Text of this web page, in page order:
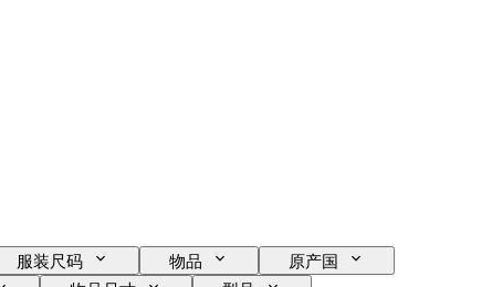
服装尺码 物品
原产国